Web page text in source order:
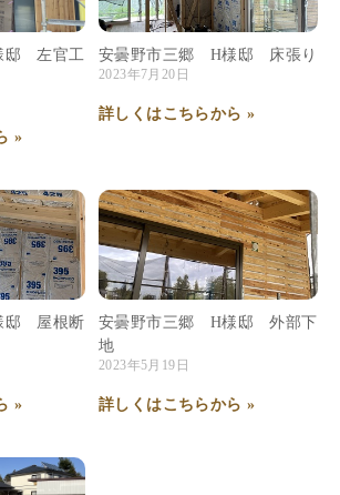
邸 左官工
»
安曇野市三郷 H様邸 床張り
2023年7月20日
詳しくはこちらから »
邸 屋根断
»
安曇野市三郷 H様邸 外部下
地
2023年5月19日
詳しくはこちらから »